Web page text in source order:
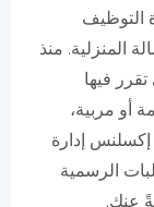
التوظيف
المنزلية. منذ
تقرر فيها
أو مربية،
إدارة
الرسمية
عنك.